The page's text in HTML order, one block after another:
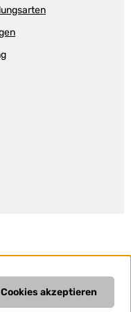
akzeptieren